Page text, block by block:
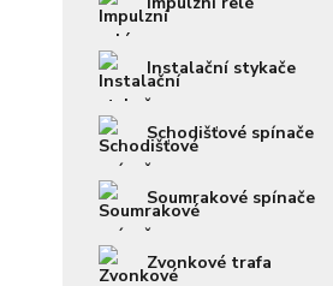
Instalační stykače
Schodišťové spínače
Soumrakové spínače
Zvonkové trafa